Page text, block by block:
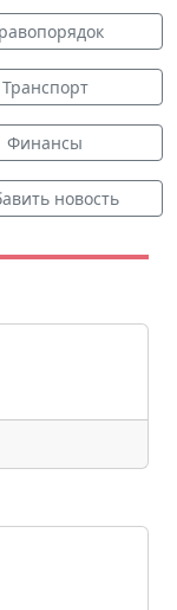
Транспорт
Финансы
новость